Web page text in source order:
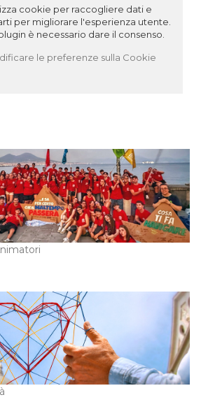
cookie per raccogliere dati e
per migliorare l'esperienza utente.
è necessario dare il consenso.
le preferenze sulla Cookie